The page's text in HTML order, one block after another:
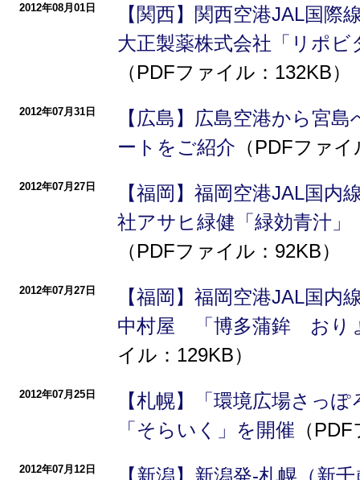
2012年08月01日
【関西】関西空港JAL国
大正製薬株式会社「リポ
（PDFファイル：132KB）
2012年07月31日
【広島】広島空港から宮
ートをご紹介 （PDFファ
2012年07月27日
【福岡】福岡空港JAL国
社アサヒ緑健「緑効青汁
（PDFファイル：92KB）
2012年07月27日
【福岡】福岡空港JAL国
中村屋 「博多蒲鉾 おり
イル：129KB）
2012年07月25日
【札幌】「環境広場さっ
「そらいく」を開催 （
2012年07月12日 【新潟】新潟発-札幌（新